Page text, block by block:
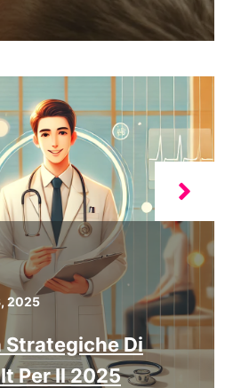
2025
Strategiche Di
Per Il 2025